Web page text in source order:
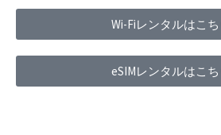
Wi-Fiレンタルはこち
eSIMレンタルはこち